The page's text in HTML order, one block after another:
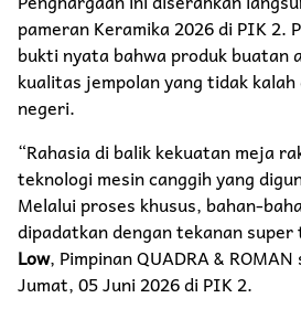
pameran Keramika 2026 di PIK 2.
bukti nyata bahwa produk buatan
kualitas jempolan yang tidak
negeri.
“Rahasia di balik kekuatan meja
teknologi mesin canggih yang
Melalui proses khusus, bahan-
dipadatkan dengan tekanan
Low, Pimpinan QUADRA &
Jumat, 05 Juni 2026 di PIK 2.